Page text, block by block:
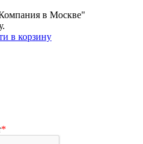
в Москве"
в корзину
*